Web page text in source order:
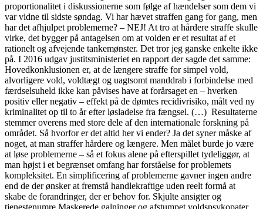
proportionalitet i diskussionerne som følge af hændelser som dem vi
var vidne til sidste søndag. Vi har hævet straffen gang for gang, men
har det afhjulpet problemerne? – NEJ! At tro at hårdere straffe skulle
virke, det bygger på antagelsen om at volden er et resultat af et
rationelt og afvejende tankemønster. Det tror jeg ganske enkelte ikke
på. I 2016 udgav justitsministeriet en rapport der sagde det samme:
Hovedkonklusionen er, at de længere straffe for simpel vold,
alvorligere vold, voldtægt og uagtsomt manddrab i forbindelse med
færdselsuheld ikke kan påvises have at forårsaget en – hverken
positiv eller negativ – effekt på de dømtes recidivrisiko, målt ved ny
kriminalitet op til to år efter løsladelse fra fængsel. (…) Resultaterne
stemmer overens med store dele af den internationale forskning på
området. Så hvorfor er det altid her vi ender? Ja det syner måske af
noget, at man straffer hårdere og længere. Men målet burde jo være
at løse problemerne – så et fokus alene på efterspillet tydeliggør, at
man højst i et begrænset omfang har forståelse for problemets
kompleksitet. En simplificering af problemerne gavner ingen andre
end de der ønsker at fremstå handlekraftige uden reelt formå at
skabe de forandringer, der er behov for. Skjulte ansigter og
tjenestenumre Maskerede galninger og afstumpet voldspsykopater